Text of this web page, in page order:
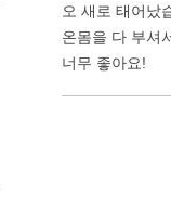
오 새로 태어났
온몸을 다 부셔
너무 좋아요!